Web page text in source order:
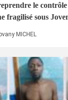
le
fragilisé sous
MICHEL